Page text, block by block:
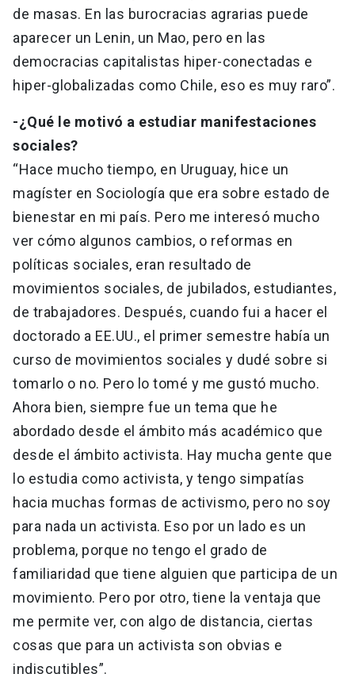
de masas. En las burocracias agrarias puede
aparecer un Lenin, un Mao, pero en las
democracias capitalistas hiper-conectadas e
hiper-globalizadas como Chile, eso es muy raro”.
-¿Qué le motivó a estudiar manifestaciones
sociales?
“Hace mucho tiempo, en Uruguay, hice un
magíster en Sociología que era sobre estado de
bienestar en mi país. Pero me interesó mucho
ver cómo algunos cambios, o reformas en
políticas sociales, eran resultado de
movimientos sociales, de jubilados, estudiantes,
de trabajadores. Después, cuando fui a hacer el
doctorado a EE.UU., el primer semestre había un
curso de movimientos sociales y dudé sobre si
tomarlo o no. Pero lo tomé y me gustó mucho.
Ahora bien, siempre fue un tema que he
abordado desde el ámbito más académico que
desde el ámbito activista. Hay mucha gente que
lo estudia como activista, y tengo simpatías
hacia muchas formas de activismo, pero no soy
para nada un activista. Eso por un lado es un
problema, porque no tengo el grado de
familiaridad que tiene alguien que participa de un
movimiento. Pero por otro, tiene la ventaja que
me permite ver, con algo de distancia, ciertas
cosas que para un activista son obvias e
indiscutibles”.